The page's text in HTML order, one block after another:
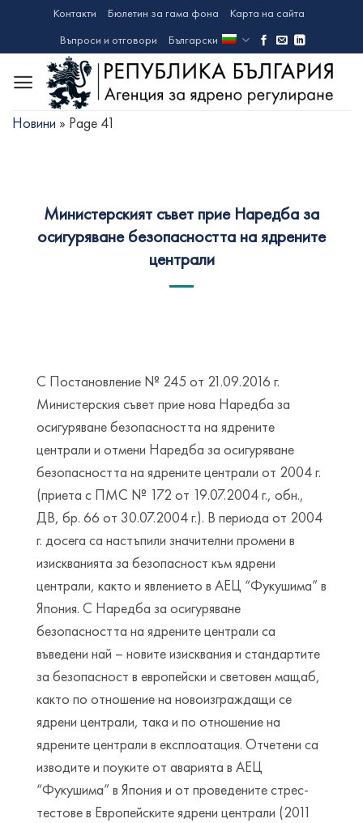
content
Контакти Бюлетин за гама фона
Карта на сайта
Въпроси и отговори
Български
Новини » Page 41
Министерският съвет прие Наредба за
осигуряване безопасността на ядрените
централи
С Постановление № 245 от 21.09.2016 г.
Министерския съвет прие нова Наредба за
осигуряване безопасността на ядрените
централи и отмени Наредба за осигуряване
безопасността на ядрените централи от 2004 г.
(приета с ПМС № 172 от 19.07.2004 г., обн.,
ДВ, бр. 66 от 30.07.2004 г.). В периода от 2004
г. досега са настъпили значителни промени в
изискванията за безопасност към ядрени
централи, както и явлението в АЕЦ “Фукушима” в
Япония. С Наредба за осигуряване
безопасността на ядрените централи са
въведени най – новите изисквания и стандартите
за безопасност в европейски и световен мащаб,
както по отношение на новоизграждащи се
ядрени централи, така и по отношение на
ядрените централи в експлоатация. Отчетени са
изводите и поуките от аварията в АЕЦ
“Фукушима” в Япония и от проведените стрес-
тестове в Европейските ядрени централи (2011